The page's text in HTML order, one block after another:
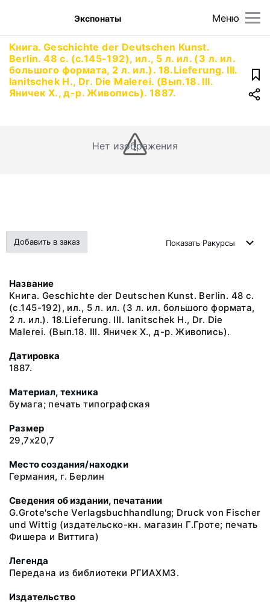
Меню
Экспонаты
Книга. Geschichte der Deutschen Kunst.
Berlin. 48 с. (c.145-192), ил., 5 л. ил. (3 л. ил.
большого формата, 2 л. ил.). 18.Lieferung. III.
Ianitschek H., Dr. Die Malerei. (Вып.18. III.
Яничек Х., д-р. Живопись). 1887.
Нет изображения
Добавить в заказ Показать Ракурсы
Название
Книга. Geschichte der Deutschen Kunst. Berlin. 48 с.
(c.145-192), ил., 5 л. ил. (3 л. ил. большого формата,
2 л. ил.). 18.Lieferung. III. Ianitschek H., Dr. Die
Malerei. (Вып.18. III. Яничек Х., д-р. Живопись).
Датировка
1887.
Материал, техника
бумага; печать типографская
Размер
29,7х20,7
Место создания/находки
Германия, г. Берлин
Сведения об издании, печатании
G.Grote'sche Verlagsbuchhandlung; Druck von Fischer
und Wittig (издательско-кн. магазин Г.Гроте; печать
Фишера и Виттига)
Легенда
Передана из библиотеки РГИАХМЗ.
Издательство